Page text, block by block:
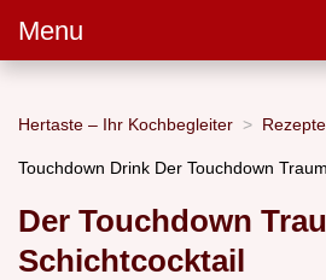
Menu
Hertaste – Ihr Kochbegleiter Rezepte
Touchdown Drink Der Touchdown
Der Touchdown
Schichtcocktail